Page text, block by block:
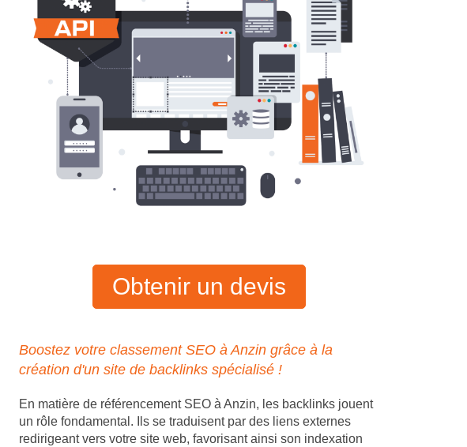
Obtenir un devis
Boostez votre classement SEO à Anzin grâce à la
création d'un site de backlinks spécialisé !
En matière de référencement SEO à Anzin, les backlinks jouent
un rôle fondamental. Ils se traduisent par des liens externes
redirigeant vers votre site web, favorisant ainsi son indexation